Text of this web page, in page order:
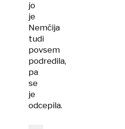
jo
je
Nemčija
tudi
povsem
podredila,
pa
se
je
odcepila.